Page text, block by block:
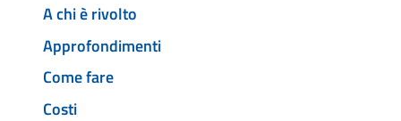
A chi è rivolto
Approfondimenti
Come fare
Costi